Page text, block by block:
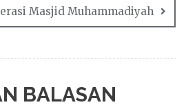
Masjid Muhammadiyah
BALASAN